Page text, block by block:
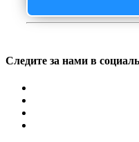
Следите за нами в